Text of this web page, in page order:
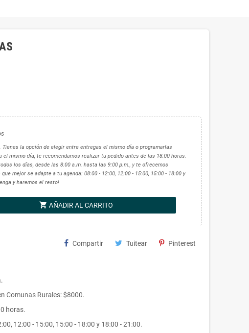
la opción de elegir entre entregas el mismo día o programarlas
el mismo día, te recomendamos realizar tu pedido antes de las 18:00 horas.
los días, desde las 8:00 a.m. hasta las 9:00 p.m., y te ofrecemos
mejor se adapte a tu agenda: 08:00 - 12:00, 12:00 - 15:00, 15:00 - 18:00 y
y haremos el resto!
shopping_cart AÑADIR AL CARRITO
Compartir Tuitear Pinterest
Comunas Rurales: $8000.
horas.
12:00 - 15:00, 15:00 - 18:00 y 18:00 - 21:00.